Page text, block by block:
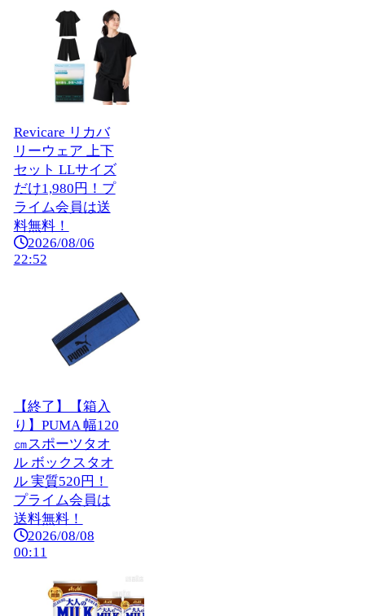
Revicare リカバ
リーウェア 上下
セット LLサイズ
だけ1,980円！プ
ライム会員は送
料無料！
2026/08/06
22:52
【終了】【箱入
り】PUMA 幅120
㎝スポーツタオ
ル ボックスタオ
ル 実質520円！
プライム会員は
送料無料！
2026/08/08
00:11